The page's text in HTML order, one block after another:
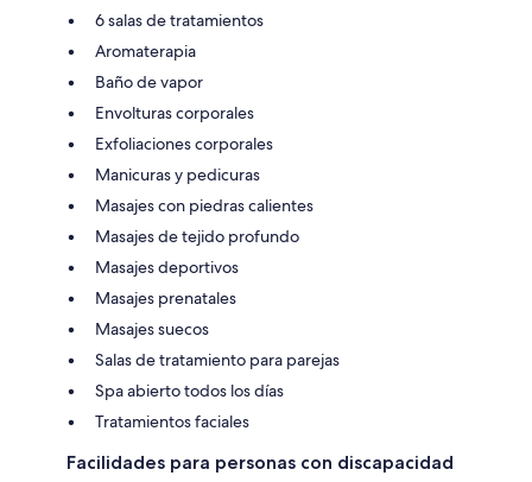
6 salas de tratamientos
Aromaterapia
Baño de vapor
Envolturas corporales
Exfoliaciones corporales
Manicuras y pedicuras
Masajes con piedras calientes
Masajes de tejido profundo
Masajes deportivos
Masajes prenatales
Masajes suecos
Salas de tratamiento para parejas
Spa abierto todos los días
Tratamientos faciales
Facilidades para personas con discapacidad